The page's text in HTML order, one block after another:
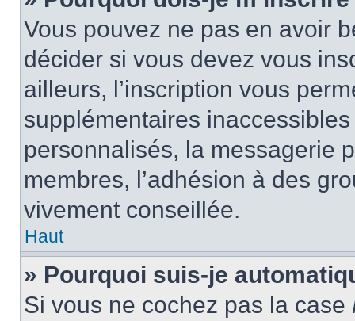
Vous pouvez ne pas en avoir
décider si vous devez vous
ailleurs, l’inscription vous
supplémentaires
personnalisés, la messagerie
membres, l’adhésion à des
vivement conseillée.
Haut
» Pourquoi suis-je
Si vous ne cochez pas la case